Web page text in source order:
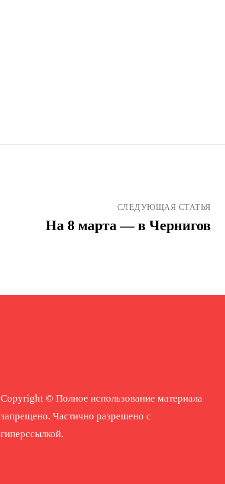
СЛЕДУЮЩАЯ СТАТЬЯ
На 8 марта — в Чернигов
Copyright © Полное использование материала
запрещено. Частично разрешено с
гиперссылкой.